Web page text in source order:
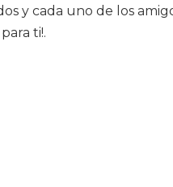
y cada uno de los
ti!.